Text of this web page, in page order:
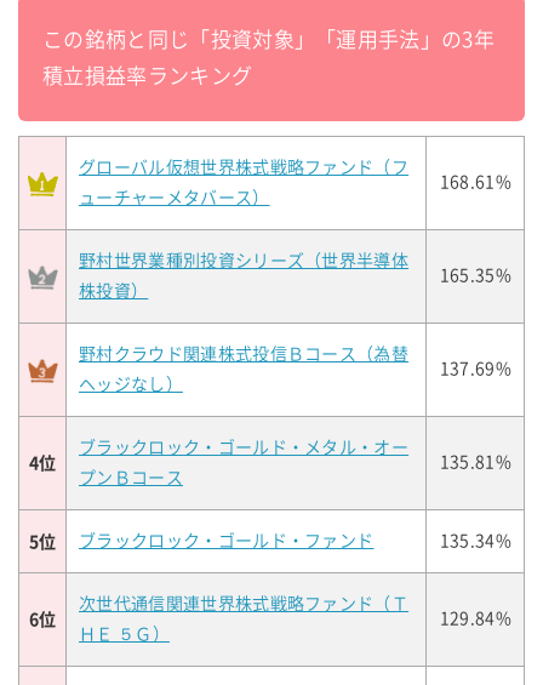
この銘柄と同じ「投資対象」「運用手法」の3年
積立損益率ランキング
グローバル仮想世界株式戦略ファンド（フ
ューチャーメタバース）
168.61%
野村世界業種別投資シリーズ（世界半導体
株投資）
165.35%
野村クラウド関連株式投信Ｂコース（為替
ヘッジなし）
137.69%
4位
ブラックロック・ゴールド・メタル・オー
プンＢコース
135.81%
5位 ブラックロック・ゴールド・ファンド 135.34%
6位
次世代通信関連世界株式戦略ファンド（Ｔ
ＨＥ ５Ｇ）
129.84%